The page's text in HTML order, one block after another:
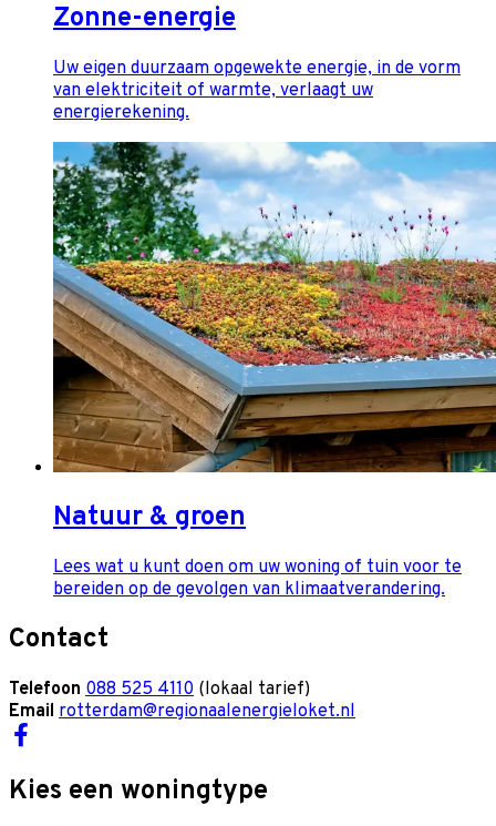
Zonne-energie
Uw eigen duurzaam opgewekte energie, in de vorm
van elektriciteit of warmte, verlaagt uw
energierekening.
Natuur & groen
Lees wat u kunt doen om uw woning of tuin voor te
bereiden op de gevolgen van klimaatverandering.
Contact
Telefoon 088 525 4110 (lokaal tarief)
Email rotterdam@regionaalenergieloket.nl
Kies een woningtype